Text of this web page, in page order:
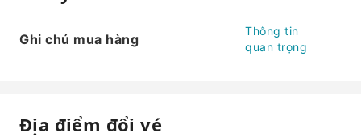
Ghi chú mua hàng
Thông tin
quan trọng
Địa điểm đổi vé